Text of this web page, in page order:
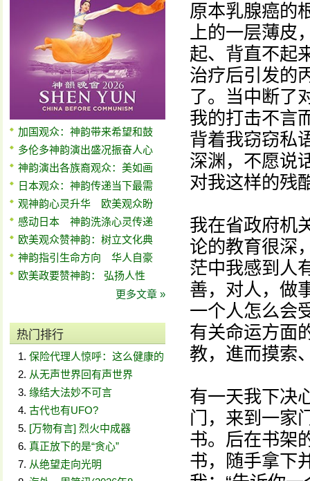
加国观众：神韵带来希望和鼓
多伦多神韵演出盛况振奋人心
神韵演出各族裔观众：美如画
日本观众：神韵传递当下最需
观神韵心灵升华 欧美观众盼
感动日本 神韵洗涤心灵传递
欧美观众赞神韵：树立文化典
神韵指引生命方向 华人自豪
欧美政要赞神韵： 弘扬人性
更多文章 »
热门排行
保险代理人惊呼：这么健康的
从无声世界回有声世界
缘结大法妙不可言
古代也有UFO?
[万物有言] 烈火中成器
真正放下的是“贪心”
从绝望走向光明
原本乳腺癌的
上的一层薄皮
起、背直不起
治疗后引发的
了。当中断了
我的打击不言
背着我窃窃私
深渊，不愿说
对我这样的
我在省政府机
论的教育很深
茫中我感到人
善，对人，做
一个人怎么会
有关命运方面
教，進而摸索
有一天我下决
门，来到一家
书。后在书架
书，随手拿下